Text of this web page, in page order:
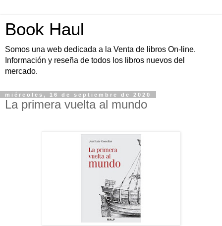
Book Haul
Somos una web dedicada a la Venta de libros On-line.
Información y reseña de todos los libros nuevos del
mercado.
miércoles, 16 de septiembre de 2020
La primera vuelta al mundo